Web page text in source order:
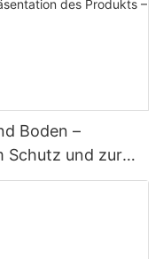
Boden –
Schutz und zur